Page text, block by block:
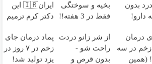
بدون
دارو!
بخیه و سوختگی
فقط در 3 هفته!!
ایران🇮🇷 این
دکتر کرم ترمیم
ساخت!
درمان
در سه
(همین
از شر زانو دردت
راحت شو -
بدون قرص و
پماد درمان جای
زخم در ۷ روز در
یزد تولید شد!